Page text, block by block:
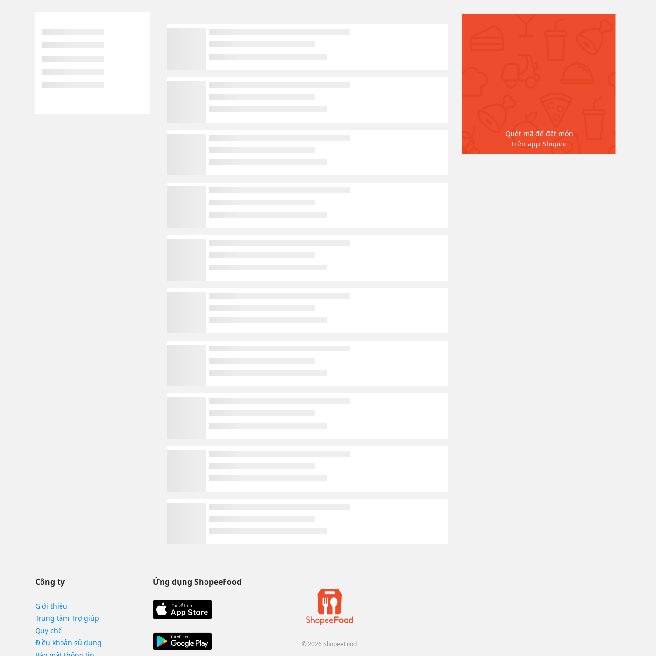
Quét mã để đặt món
trên app Shopee
Công ty
Giới thiệu
Trung tâm Trợ giúp
Quy chế
Điều khoản sử dụng
Ứng dụng ShopeeFood
© 2026 ShopeeFood